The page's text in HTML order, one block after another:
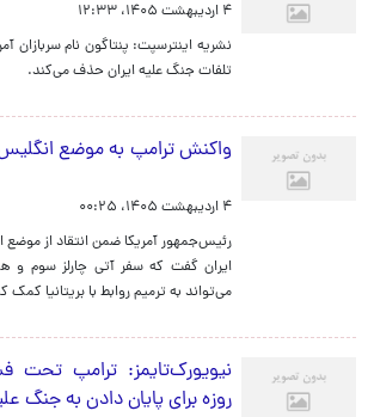
۴ اردیبهشت ۱۴۰۵، ۱۲:۳۳
نشریه اینترسپت: پنتاگون نام سربازان
تلفات جنگ علیه ایران حذف می‌کند.
واکنش ترامپ به موضع
۴ اردیبهشت ۱۴۰۵، ۰۰:۲۵
رئیس‌جمهور آمریکا ضمن انتقاد از
ایران گفت که سفر آتی چارلز سوم و
می‌تواند به ترمیم روابط با بریتانیا کمک
روزه برای پایان دادن به جنگ